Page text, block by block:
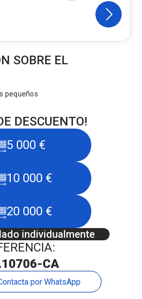
SOBRE EL
pequeños
DESCUENTO!
5 000 €
10 000 €
20 000 €
individualmente
CA
por WhatsApp